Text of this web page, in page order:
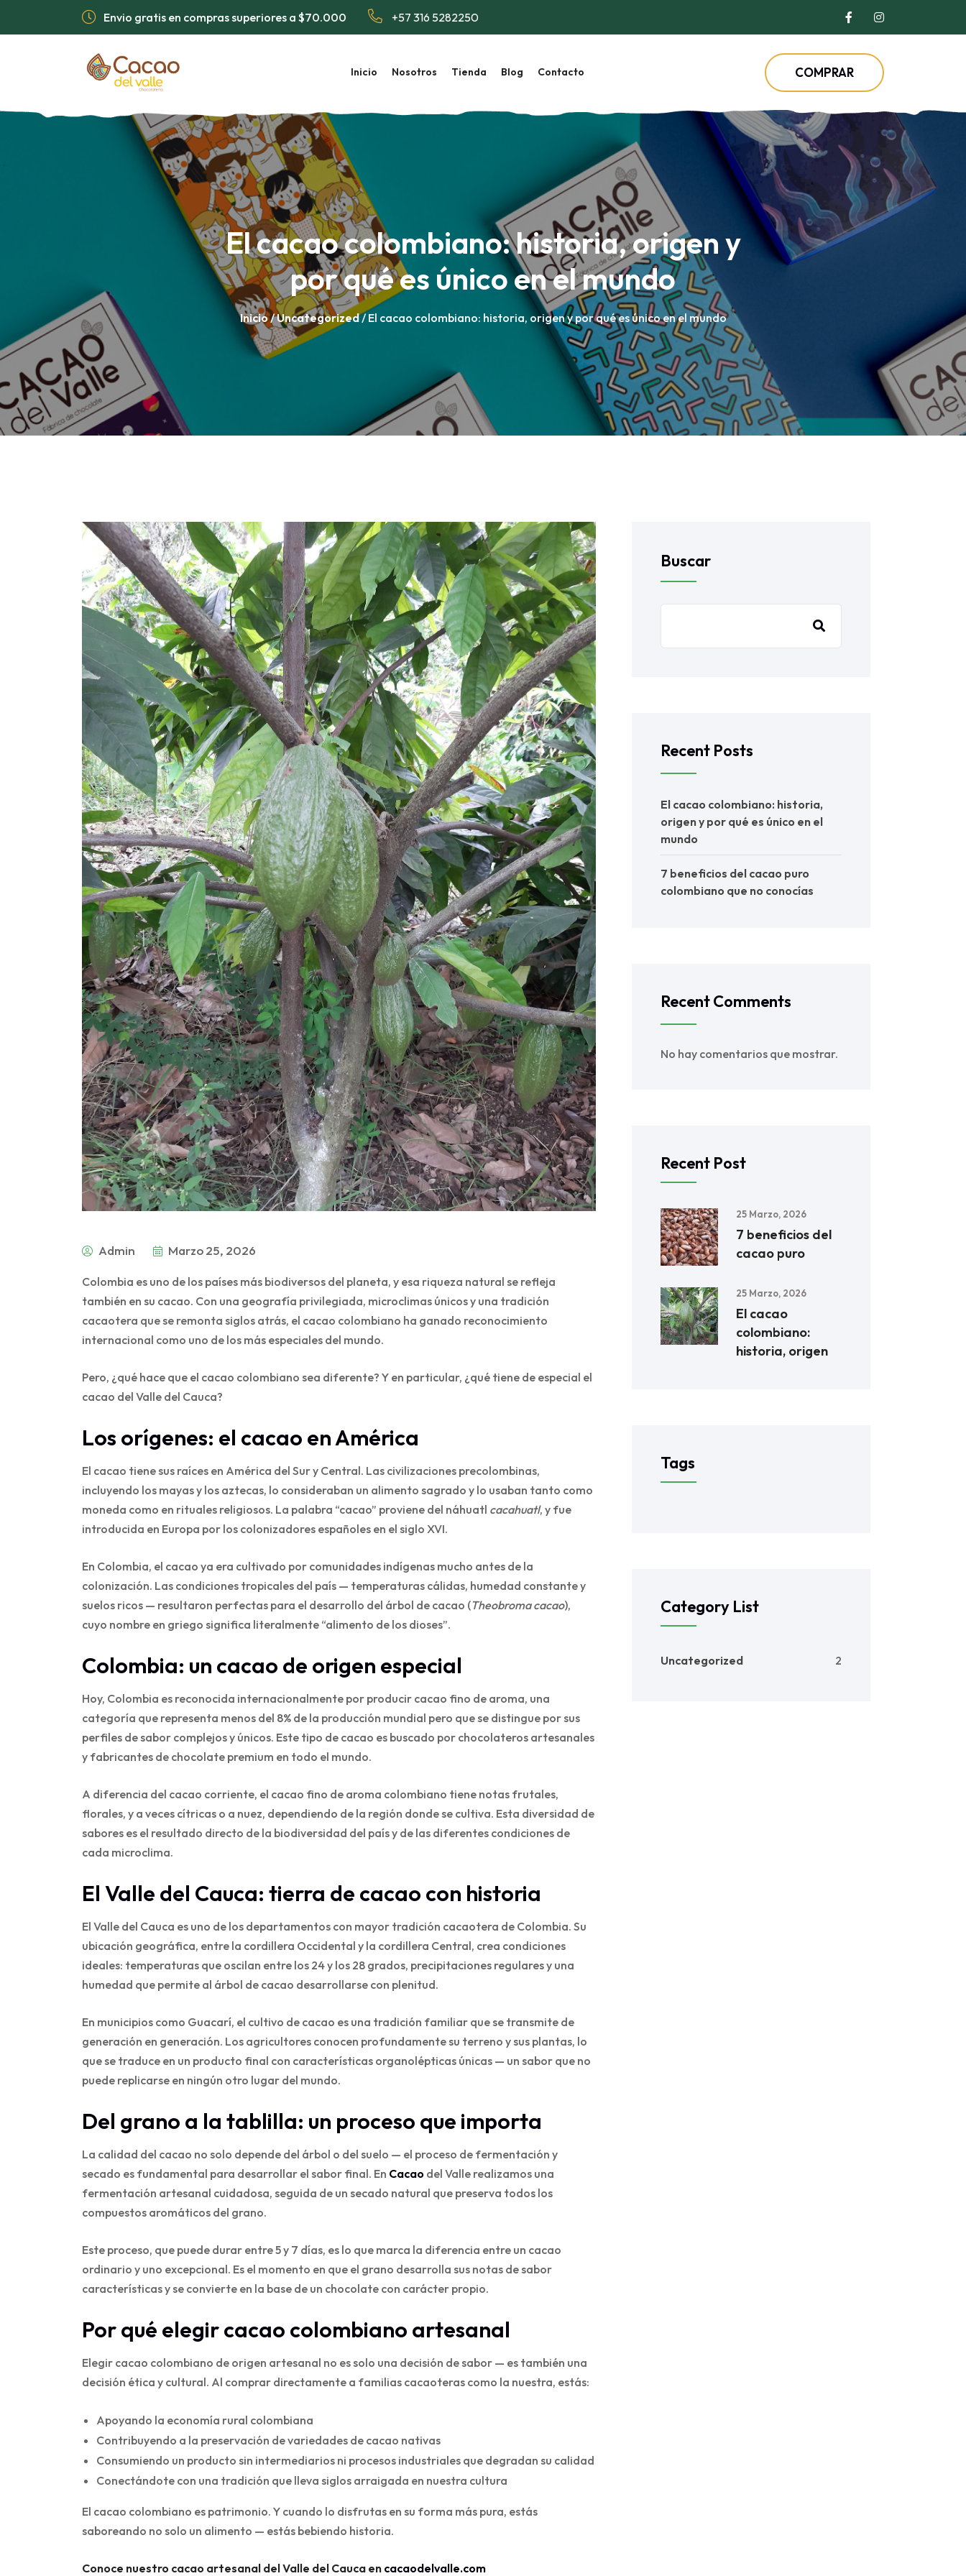
Envio gratis en compras superiores a $70.000 +57 316 5282250
Inicio Nosotros Tienda Blog Contacto COMPRAR
El cacao colombiano: historia, origen y
por qué es único en el mundo
Inicio/Uncategorized/ El cacao colombiano: historia, origen y por qué es único en el mundo
Admin Marzo 25, 2026
Colombia es uno de los países más biodiversos del planeta, y esa riqueza natural se refleja
también en su cacao. Con una geografía privilegiada, microclimas únicos y una tradición
cacaotera que se remonta siglos atrás, el cacao colombiano ha ganado reconocimiento
internacional como uno de los más especiales del mundo.
Pero, ¿qué hace que el cacao colombiano sea diferente? Y en particular, ¿qué tiene de especial el
cacao del Valle del Cauca?
Los orígenes: el cacao en América
El cacao tiene sus raíces en América del Sur y Central. Las civilizaciones precolombinas,
incluyendo los mayas y los aztecas, lo consideraban un alimento sagrado y lo usaban tanto como
moneda como en rituales religiosos. La palabra “cacao” proviene del náhuatl cacahuatl, y fue
introducida en Europa por los colonizadores españoles en el siglo XVI.
En Colombia, el cacao ya era cultivado por comunidades indígenas mucho antes de la
colonización. Las condiciones tropicales del país — temperaturas cálidas, humedad constante y
suelos ricos — resultaron perfectas para el desarrollo del árbol de cacao (Theobroma cacao),
cuyo nombre en griego significa literalmente “alimento de los dioses”.
Colombia: un cacao de origen especial
Hoy, Colombia es reconocida internacionalmente por producir cacao fino de aroma, una
categoría que representa menos del 8% de la producción mundial pero que se distingue por sus
perfiles de sabor complejos y únicos. Este tipo de cacao es buscado por chocolateros artesanales
y fabricantes de chocolate premium en todo el mundo.
A diferencia del cacao corriente, el cacao fino de aroma colombiano tiene notas frutales,
florales, y a veces cítricas o a nuez, dependiendo de la región donde se cultiva. Esta diversidad de
sabores es el resultado directo de la biodiversidad del país y de las diferentes condiciones de
cada microclima.
El Valle del Cauca: tierra de cacao con historia
El Valle del Cauca es uno de los departamentos con mayor tradición cacaotera de Colombia. Su
ubicación geográfica, entre la cordillera Occidental y la cordillera Central, crea condiciones
ideales: temperaturas que oscilan entre los 24 y los 28 grados, precipitaciones regulares y una
humedad que permite al árbol de cacao desarrollarse con plenitud.
En municipios como Guacarí, el cultivo de cacao es una tradición familiar que se transmite de
generación en generación. Los agricultores conocen profundamente su terreno y sus plantas, lo
que se traduce en un producto final con características organolépticas únicas — un sabor que no
puede replicarse en ningún otro lugar del mundo.
Del grano a la tablilla: un proceso que importa
La calidad del cacao no solo depende del árbol o del suelo — el proceso de fermentación y
secado es fundamental para desarrollar el sabor final. En Cacao del Valle realizamos una
fermentación artesanal cuidadosa, seguida de un secado natural que preserva todos los
compuestos aromáticos del grano.
Este proceso, que puede durar entre 5 y 7 días, es lo que marca la diferencia entre un cacao
ordinario y uno excepcional. Es el momento en que el grano desarrolla sus notas de sabor
características y se convierte en la base de un chocolate con carácter propio.
Por qué elegir cacao colombiano artesanal
Elegir cacao colombiano de origen artesanal no es solo una decisión de sabor — es también una
decisión ética y cultural. Al comprar directamente a familias cacaoteras como la nuestra, estás:
Apoyando la economía rural colombiana
Contribuyendo a la preservación de variedades de cacao nativas
Consumiendo un producto sin intermediarios ni procesos industriales que degradan su calidad
Conectándote con una tradición que lleva siglos arraigada en nuestra cultura
El cacao colombiano es patrimonio. Y cuando lo disfrutas en su forma más pura, estás
saboreando no solo un alimento — estás bebiendo historia.
Conoce nuestro cacao artesanal del Valle del Cauca en cacaodelvalle.com
Buscar
Recent Posts
El cacao colombiano: historia,
origen y por qué es único en el
mundo
7 beneficios del cacao puro
colombiano que no conocías
Recent Comments
No hay comentarios que mostrar.
Recent Post
25 Marzo, 2026
7 beneficios del
cacao puro
25 Marzo, 2026
El cacao
colombiano:
historia, origen
Tags
Category List
Uncategorized 2